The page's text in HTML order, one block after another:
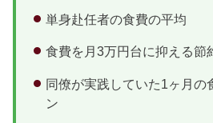
単身赴任者の食費の平均
食費を月3万円台に抑える節
同僚が実践していた1ヶ月の
ン